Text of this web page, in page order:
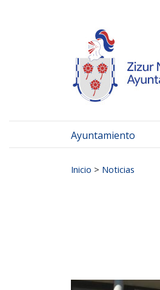
Ayuntamiento
Inicio > Noticias